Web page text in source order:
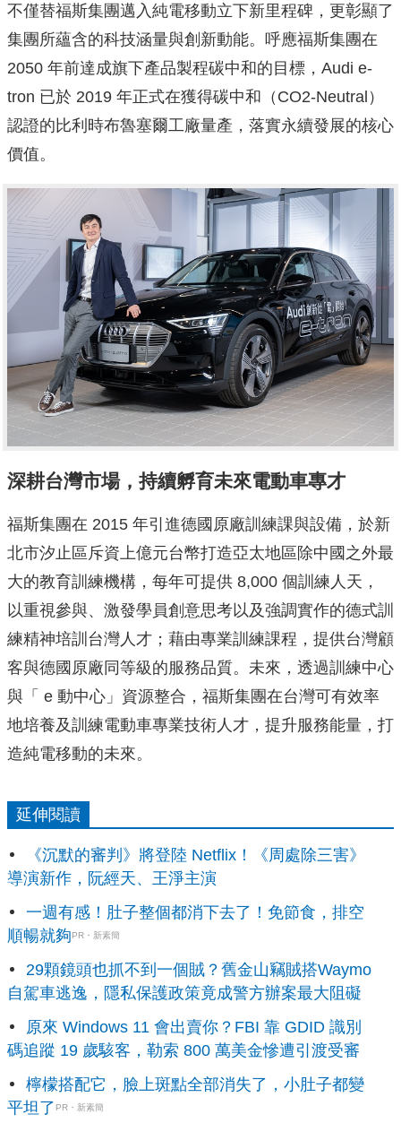
不僅替福斯集團邁入純電移動立下新里程碑，更彰顯了
集團所蘊含的科技涵量與創新動能。呼應福斯集團在
2050 年前達成旗下產品製程碳中和的目標，Audi e-
tron 已於 2019 年正式在獲得碳中和（CO2-Neutral）
認證的比利時布魯塞爾工廠量產，落實永續發展的核心
價值。
深耕台灣市場，持續孵育未來電動車專才
福斯集團在 2015 年引進德國原廠訓練課與設備，於新
北市汐止區斥資上億元台幣打造亞太地區除中國之外最
大的教育訓練機構，每年可提供 8,000 個訓練人天，
以重視參與、激發學員創意思考以及強調實作的德式訓
練精神培訓台灣人才；藉由專業訓練課程，提供台灣顧
客與德國原廠同等級的服務品質。未來，透過訓練中心
與「 e 動中心」資源整合，福斯集團在台灣可有效率
地培養及訓練電動車專業技術人才，提升服務能量，打
造純電移動的未來。
延伸閱讀
《沉默的審判》將登陸 Netflix！《周處除三害》
導演新作，阮經天、王淨主演
一週有感！肚子整個都消下去了！免節食，排空
順暢就夠PR・新素簡
29顆鏡頭也抓不到一個賊？舊金山竊賊搭Waymo
自駕車逃逸，隱私保護政策竟成警方辦案最大阻礙
原來 Windows 11 會出賣你？FBI 靠 GDID 識別
碼追蹤 19 歲駭客，勒索 800 萬美金慘遭引渡受審
檸檬搭配它，臉上斑點全部消失了，小肚子都變
平坦了 PR・新素簡